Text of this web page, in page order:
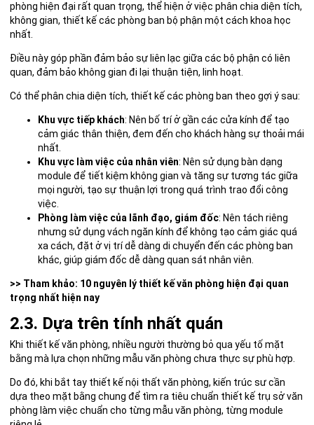
phòng hiện đại rất quan trọng, thể hiện ở việc phân chia diện tích,
không gian, thiết kế các phòng ban bộ phận một cách khoa học
nhất.
Điều này góp phần đảm bảo sự liên lạc giữa các bộ phận có liên
quan, đảm bảo không gian đi lại thuận tiện, linh hoạt.
Có thể phân chia diện tích, thiết kế các phòng ban theo gợi ý sau:
Khu vực tiếp khách: Nên bố trí ở gần các cửa kính để tạo
cảm giác thân thiện, đem đến cho khách hàng sự thoải mái
nhất.
Khu vực làm việc của nhân viên: Nên sử dụng bàn dạng
module để tiết kiệm không gian và tăng sự tương tác giữa
mọi người, tạo sự thuận lợi trong quá trình trao đổi công
việc.
Phòng làm việc của lãnh đạo, giám đốc: Nên tách riêng
nhưng sử dụng vách ngăn kính để không tạo cảm giác quá
xa cách, đặt ở vị trí dễ dàng di chuyển đến các phòng ban
khác, giúp giám đốc dễ dàng quan sát nhân viên.
>> Tham khảo: 10 nguyên lý thiết kế văn phòng hiện đại quan
trọng nhất hiện nay
2.3. Dựa trên tính nhất quán
Khi thiết kế văn phòng, nhiều người thường bỏ qua yếu tố mặt
bằng mà lựa chọn những mẫu văn phòng chưa thực sự phù hợp.
Do đó, khi bắt tay thiết kế nội thất văn phòng, kiến trúc sư cần
dựa theo mặt bằng chung để tìm ra tiêu chuẩn thiết kế trụ sở văn
phòng làm việc chuẩn cho từng mẫu văn phòng, từng module